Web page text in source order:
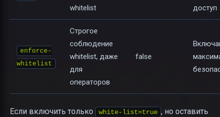
whitelist
доступ
enforce-
whitelist
Строгое
соблюдение
whitelist, даже
для
операторов
false
Если включить только white-list=true , но оставить